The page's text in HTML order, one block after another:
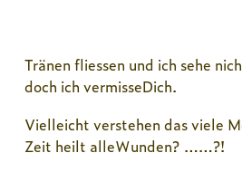
Tränen fliessen und ich sehe
doch ich vermisseDich.
Vielleicht verstehen das viele
Zeit heilt alleWunden? ……?!